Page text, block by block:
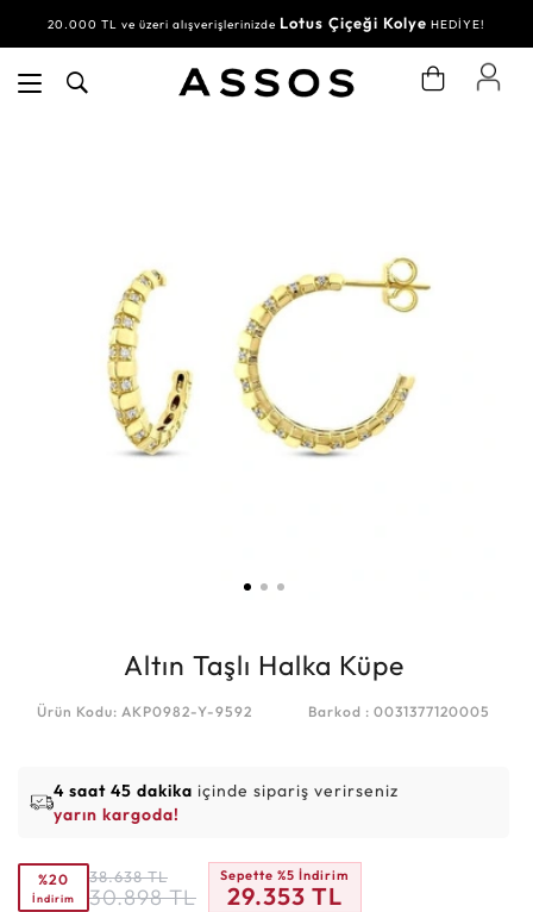
20.000 TL ve üzeri alışverişlerinizde Lotus Çiçeği Kolye HEDİYE!
Altın Taşlı Halka Küpe
Ürün Kodu: AKP0982-Y-9592 Barkod : 0031377120005
4 saat 45 dakika içinde sipariş verirseniz
yarın kargoda!
%20
İndirim
38.638 TL
30.898 TL
Sepette %5 İndirim
29.353 TL